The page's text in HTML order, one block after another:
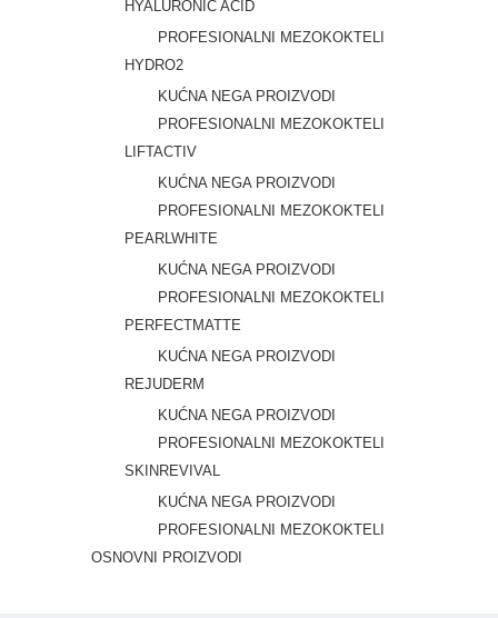
HYALURONIC ACID
PROFESIONALNI MEZOKOKTELI
HYDRO2
KUĆNA NEGA PROIZVODI
PROFESIONALNI MEZOKOKTELI
LIFTACTIV
KUĆNA NEGA PROIZVODI
PROFESIONALNI MEZOKOKTELI
PEARLWHITE
KUĆNA NEGA PROIZVODI
PROFESIONALNI MEZOKOKTELI
PERFECTMATTE
KUĆNA NEGA PROIZVODI
REJUDERM
KUĆNA NEGA PROIZVODI
PROFESIONALNI MEZOKOKTELI
SKINREVIVAL
KUĆNA NEGA PROIZVODI
PROFESIONALNI MEZOKOKTELI
OSNOVNI PROIZVODI